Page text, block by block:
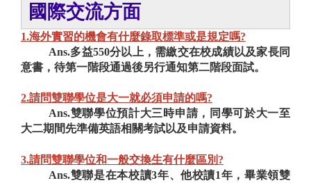
國際交流方面
1.海外實習的機會有什麼錄取標準或是規定嗎?
Ans.多益550分以上，需繳交在校成績以及家長同
意書，待第一階段通過後另行通知第二階段面試。
2.請問雙聯學位是大一就必須申請的嗎?
Ans.雙聯學位預計大三時申請，同學可於大一至
大二期間先準備英語相關考試以及申請資料。
3.請問雙聯學位和一般交換生有什麼區別?
Ans.雙聯是在本校讀3年、他校讀1年，畢業領雙